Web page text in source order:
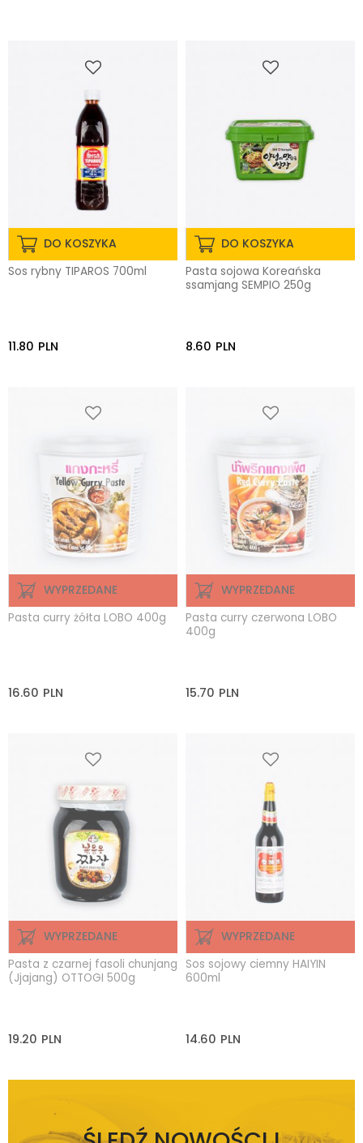
DO KOSZYKA
Sos rybny TIPAROS 700ml
11.80 PLN
DO KOSZYKA
Pasta sojowa Koreańska
ssamjang SEMPIO 250g
8.60 PLN
WYPRZEDANE
Pasta curry żółta LOBO 400g
16.60 PLN
WYPRZEDANE
Pasta curry czerwona LOBO
400g
15.70 PLN
WYPRZEDANE
Pasta z czarnej fasoli chunjang
(Jjajang) OTTOGI 500g
19.20 PLN
WYPRZEDANE
Sos sojowy ciemny HAIYIN
600ml
14.60 PLN